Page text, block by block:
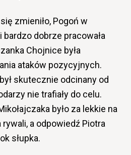
zmieniło, Pogoń w
dobrze pracowała
Chojnice była
ataków pozycyjnych.
skutecznie odcinany od
nie trafiały do celu.
było za lekkie na
a odpowiedź Piotra
słupka.